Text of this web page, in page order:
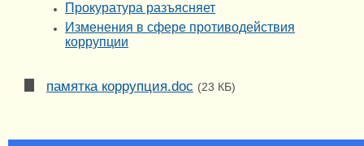
Прокуратура разъясняет
Изменения в сфере противодействия
коррупции
памятка коррупция.doc (23 КБ)